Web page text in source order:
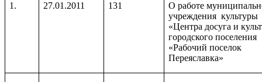
1. 27.01.2011 131
О работе
учреждения культуры
«Центра досуга и
городского поселения
«Рабочий поселок
Переяславка»